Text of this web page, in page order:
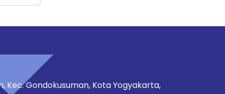
Kec. Gondokusuman, Kota Yogyakarta,